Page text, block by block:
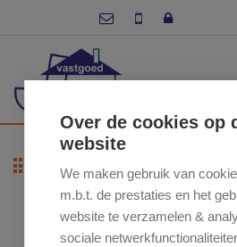
Terug naar overzicht
Over de cookies op
website
We maken gebruik van
m.b.t. de prestaties en het
website te verzamelen &
sociale